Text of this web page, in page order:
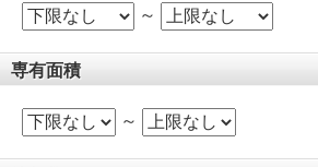
～
専有面積
～